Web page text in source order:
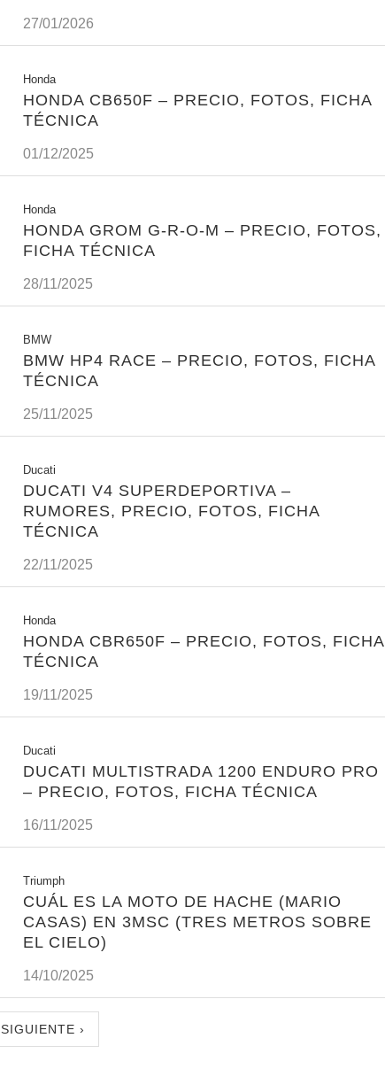
27/01/2026
Honda
HONDA CB650F – PRECIO, FOTOS, FICHA
TÉCNICA
01/12/2025
Honda
HONDA GROM G-R-O-M – PRECIO, FOTOS,
FICHA TÉCNICA
28/11/2025
BMW
BMW HP4 RACE – PRECIO, FOTOS, FICHA
TÉCNICA
25/11/2025
Ducati
DUCATI V4 SUPERDEPORTIVA –
RUMORES, PRECIO, FOTOS, FICHA
TÉCNICA
22/11/2025
Honda
HONDA CBR650F – PRECIO, FOTOS, FICHA
TÉCNICA
19/11/2025
Ducati
DUCATI MULTISTRADA 1200 ENDURO PRO
– PRECIO, FOTOS, FICHA TÉCNICA
16/11/2025
Triumph
CUÁL ES LA MOTO DE HACHE (MARIO
CASAS) EN 3MSC (TRES METROS SOBRE
EL CIELO)
14/10/2025
SIGUIENTE ›